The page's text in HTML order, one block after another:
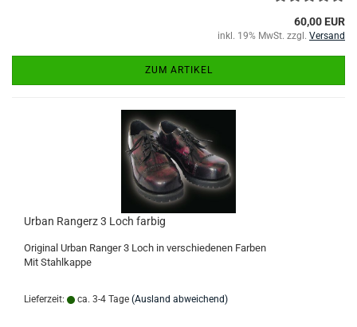
60,00 EUR
inkl. 19% MwSt. zzgl. Versand
ZUM ARTIKEL
Urban Rangerz 3 Loch farbig
Original Urban Ranger 3 Loch in verschiedenen Farben
Mit Stahlkappe
Lieferzeit: ca. 3-4 Tage (Ausland abweichend)